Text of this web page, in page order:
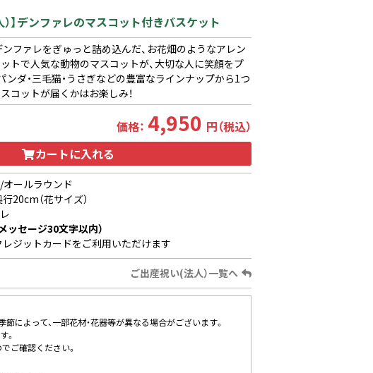
）】デンファレのマスコット付きバスケット
ファレをぎゅっと詰め込んだ、お花畑のようなアレン
トで人気な動物のマスコットが、大切な人に笑顔をプ
ンダ・三毛猫・うさぎなどの豊富なラインナップから1つ
コットが届くかはお楽しみ！
価格： 4,950 円（税込）
カートに入れる
ールラウンド
（花サイズ）
ッセージ30文字以内）
レジットカードをご利用いただけます
ご出産祝い(法人）一覧へ
節によって、一部花材・花器等が異なる場合がございます。
。
ご確認ください。